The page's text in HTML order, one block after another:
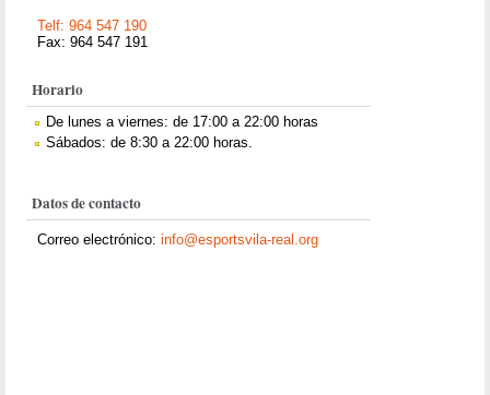
Telf: 964 547 190
Fax: 964 547 191
Horario
De lunes a viernes: de 17:00 a 22:00 horas
Sábados: de 8:30 a 22:00 horas.
Datos de contacto
Correo electrónico:info@esportsvila-real.org